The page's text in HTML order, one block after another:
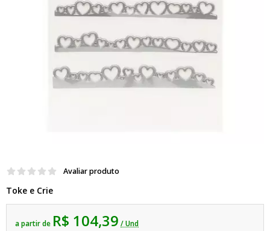
Avaliar produto
Toke e Crie
a partir de R$ 104,39 / Und